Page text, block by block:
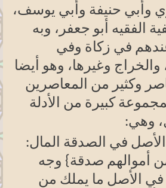
وأبي حنيفة وأبي يوسف،
الفقيه أبو جعفر، وبه
في زكاة وفي
والخراج وغيرها، وهو أيضا
وكثير من المعاصرين
كبيرة من الأدلة
وهي:
الأصل في الصدقة المال:
أموالهم صدقة} وجه
في الأصل ما يملك من